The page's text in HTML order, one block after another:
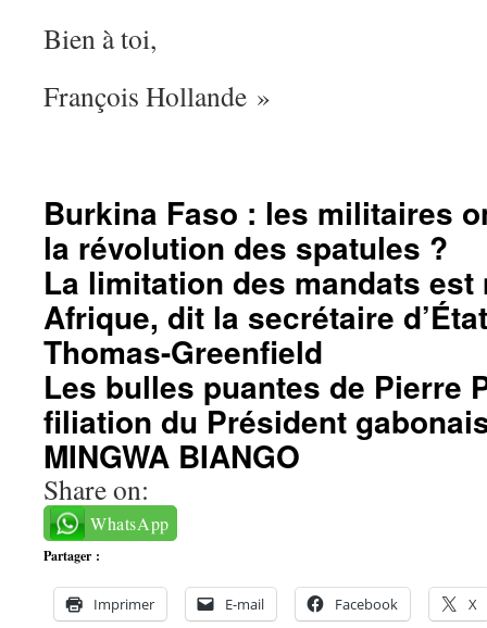
Bien à toi,
François Hollande »
Burkina Faso : les militaires
la révolution des spatules ?
La limitation des mandats est
Afrique, dit la secrétaire
Thomas-Greenfield
Les bulles puantes de Pierre
filiation du Président
MINGWA BIANGO
Share on:
WhatsApp
Partager :
Imprimer E-mail Facebook X